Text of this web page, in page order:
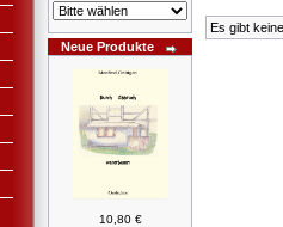
Neue Produkte
10,80 €
Es gibt